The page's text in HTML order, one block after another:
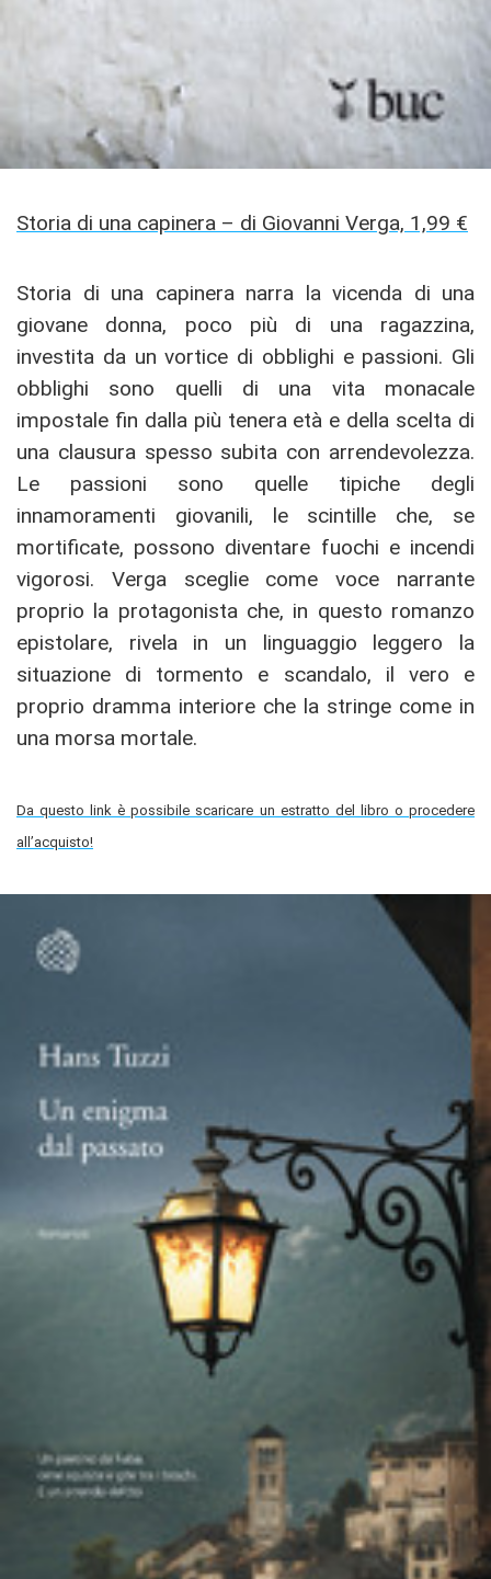
Storia di una capinera – di Giovanni Verga, 1,99 €
Storia di una capinera narra la vicenda di una
giovane donna, poco più di una ragazzina,
investita da un vortice di obblighi e passioni. Gli
obblighi sono quelli di una vita monacale
impostale fin dalla più tenera età e della scelta di
una clausura spesso subita con arrendevolezza.
Le passioni sono quelle tipiche degli
innamoramenti giovanili, le scintille che, se
mortificate, possono diventare fuochi e incendi
vigorosi. Verga sceglie come voce narrante
proprio la protagonista che, in questo romanzo
epistolare, rivela in un linguaggio leggero la
situazione di tormento e scandalo, il vero e
proprio dramma interiore che la stringe come in
una morsa mortale.
Da questo link è possibile scaricare un estratto del libro o procedere
all’acquisto!